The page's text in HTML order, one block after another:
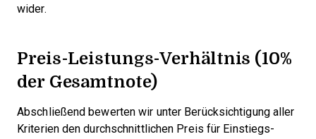
wider.
Preis-Leistungs-Verhältnis (10%
der Gesamtnote)
Abschließend bewerten wir unter Berücksichtigung aller
Kriterien den durchschnittlichen Preis für Einstiegs-